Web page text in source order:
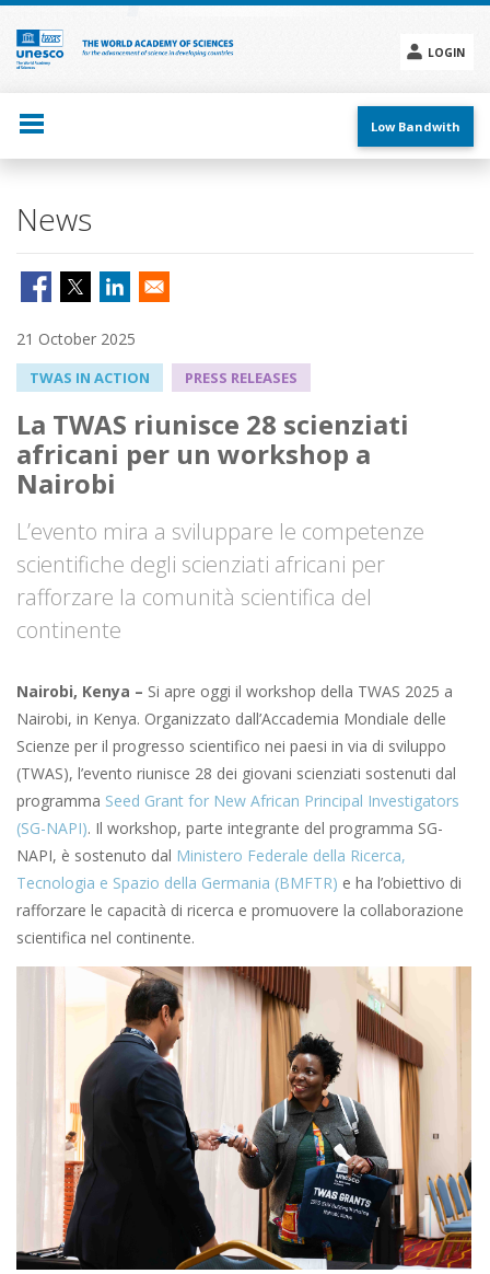
Skip
main
content
LOGIN
menu
Low Bandwith
News
21 October 2025
TWAS IN ACTION PRESS RELEASES
La TWAS riunisce 28 scienziati
africani per un workshop a
Nairobi
L’evento mira a sviluppare le competenze
scientifiche degli scienziati africani per
rafforzare la comunità scientifica del
continente
Nairobi, Kenya – Si apre oggi il workshop della TWAS 2025 a
Nairobi, in Kenya. Organizzato dall’Accademia Mondiale delle
Scienze per il progresso scientifico nei paesi in via di sviluppo
(TWAS), l’evento riunisce 28 dei giovani scienziati sostenuti dal
programma Seed Grant for New African Principal Investigators
(SG-NAPI). Il workshop, parte integrante del programma SG-
NAPI, è sostenuto dal Ministero Federale della Ricerca,
Tecnologia e Spazio della Germania (BMFTR) e ha l’obiettivo di
rafforzare le capacità di ricerca e promuovere la collaborazione
scientifica nel continente.